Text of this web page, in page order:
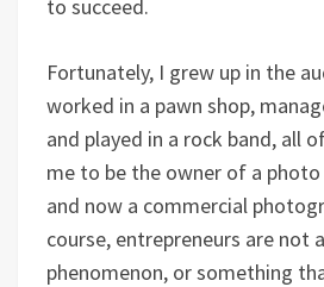
to succeed.
Fortunately, I grew up in the
worked in a pawn shop,
and played in a rock band, all
me to be the owner of a photo
and now a commercial
course, entrepreneurs are not
phenomenon, or something